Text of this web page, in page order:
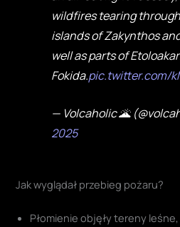
wildfires tearing
islands of Zakynthos
well as parts of
Fokida.pic.twitter.com/
— Volcaholic 🌋
2025
Jak wyglądał przebieg pożaru?
Płomienie objęły tereny